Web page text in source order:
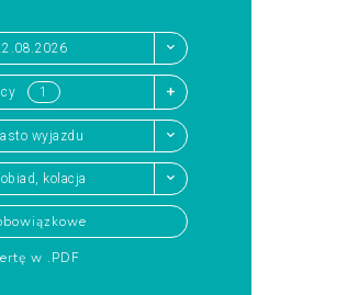
wyjazdu
kolacja
w .PDF